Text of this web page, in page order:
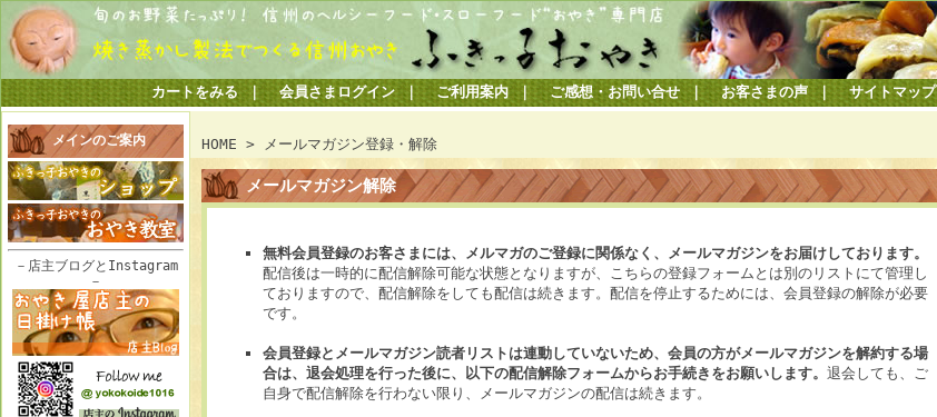
カートをみる｜ 会員さまログイン｜ ご利用案内｜ ご感想・お問い合せ｜ お客さまの声 ｜ サイトマップ
メインのご案内
－店主ブログとInstagram
－
HOME > メールマガジン登録・解除
メールマガジン解除
無料会員登録のお客さまには、メルマガのご登録に関係なく、メールマガジンをお届けしております。
配信後は一時的に配信解除可能な状態となりますが、こちらの登録フォームとは別のリストにて管理し
ておりますので、配信解除をしても配信は続きます。配信を停止するためには、会員登録の解除が必要
です。
会員登録とメールマガジン読者リストは連動していないため、会員の方がメールマガジンを解約する場
合は、退会処理を行った後に、以下の配信解除フォームからお手続きをお願いします。 退会しても、ご
自身で配信解除を行わない限り、メールマガジンの配信は続きます。